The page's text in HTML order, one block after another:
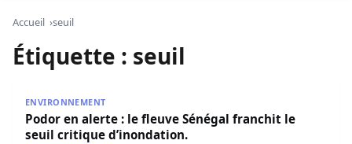
Accueil seuil
Étiquette : seuil
ENVIRONNEMENT
Podor en alerte : le fleuve Sénégal franchit le
seuil critique d’inondation.